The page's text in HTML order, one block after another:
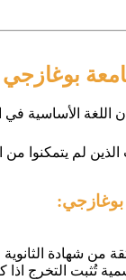
بوغازجي
اللغة الأساسية
لم يتمكنوا من
من شهادة الثانوية
تُثبت التخرج اذا